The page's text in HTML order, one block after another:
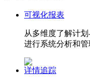
可视化报表
从多维度了解计
进行系统分析和管
详情追踪